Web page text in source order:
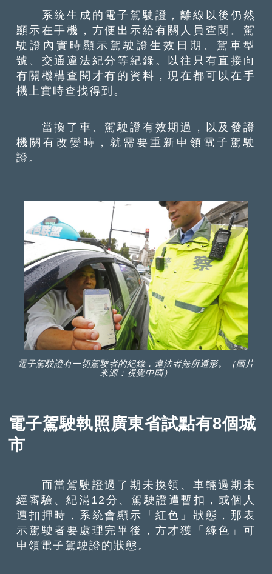
系統生成的電子駕駛證，離線以後仍然
顯示在手機，方便出示給有關人員查閱。駕
駛證內實時顯示駕駛證生效日期、駕車型
號、交通違法紀分等紀錄。以往只有直接向
有關機構查閱才有的資料，現在都可以在手
機上實時查找得到。
當換了車、駕駛證有效期過，以及發證
機關有改變時，就需要重新申領電子駕駛
證。
電子駕駛證有一切駕駛者的紀錄，違法者無所遁形。（圖片
來源：視覺中國）
電子駕駛執照廣東省試點有8個城
市
而當駕駛證過了期未換領、車輛過期未
經審驗、紀滿12分、駕駛證遭暫扣，或個人
遭扣押時，系統會顯示「紅色」狀態，那表
示駕駛者要處理完畢後，方才獲「綠色」可
申領電子駕駛證的狀態。